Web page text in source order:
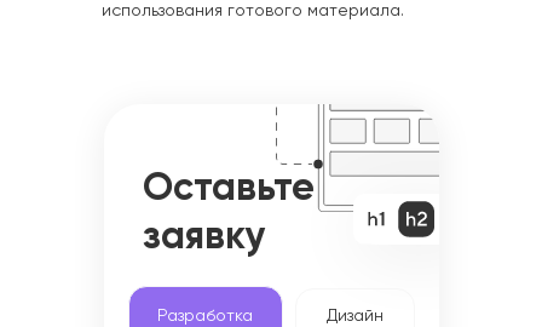
использования готового материала.
Оставьте
заявку
Разработка Дизайн